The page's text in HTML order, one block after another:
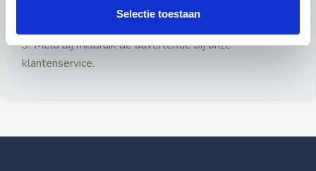
Selectie toestaan
3: Meld bij misbruik de advertentie bij onze
klantenservice.